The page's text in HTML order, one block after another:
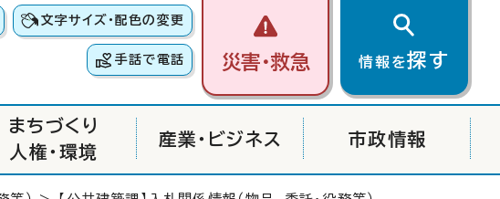
文字サイズ・配色の変更
手話で電話 災害・救急 情報を探す
まちづくり
人権・環境
産業・ビジネス 市政情報